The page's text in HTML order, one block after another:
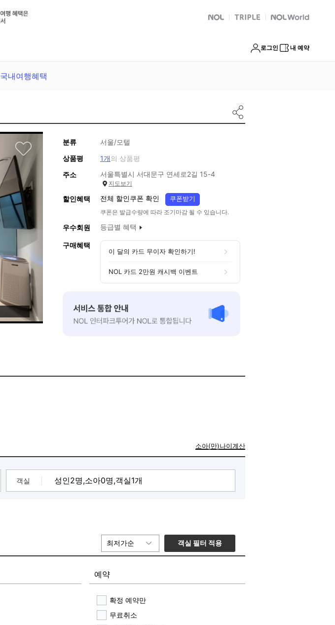
NOL 트리플 Global Interpark
로그인 내 예약
국내여행혜택
분류
서울/모텔
상품평
1개의 상품평
주소
서울특별시 서대문구 연세로2길 15-4
지도보기
할인혜택 전체 할인쿠폰 확인 쿠폰받기
쿠폰은 발급수량에 따라 조기마감 될 수 있습니다.
우수회원 등급별 혜택
구매혜택
이 달의 카드 무이자 확인하기!
NOL 카드 2만원 캐시백 이벤트
소아(만)나이계산
객실
최저가순 객실 필터 적용
예약
확정 예약만
무료취소